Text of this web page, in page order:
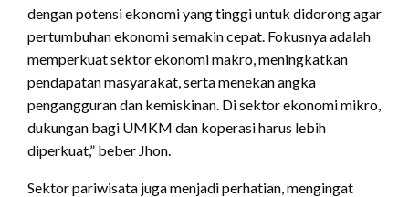
dengan potensi ekonomi yang tinggi untuk didorong agar
pertumbuhan ekonomi semakin cepat. Fokusnya adalah
memperkuat sektor ekonomi makro, meningkatkan
pendapatan masyarakat, serta menekan angka
pengangguran dan kemiskinan. Di sektor ekonomi mikro,
dukungan bagi UMKM dan koperasi harus lebih
diperkuat,” beber Jhon.
Sektor pariwisata juga menjadi perhatian, mengingat